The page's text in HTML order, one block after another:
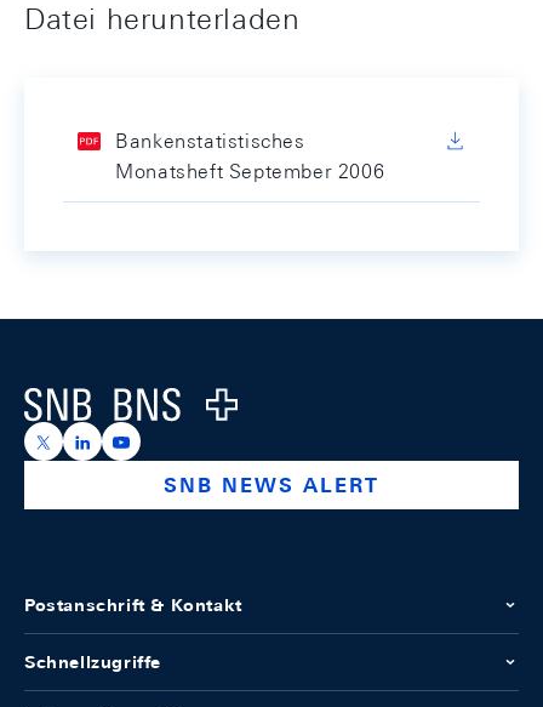
Datei herunterladen
Bankenstatistisches
Monatsheft September 2006
Logo
https://x.com/snb_bns
https://ch.linkedin.com/company/swiss-national-
https://www.youtube.com/@swissnationalbank
SNB NEWS ALERT
Postanschrift & Kontakt
Schnellzugriffe